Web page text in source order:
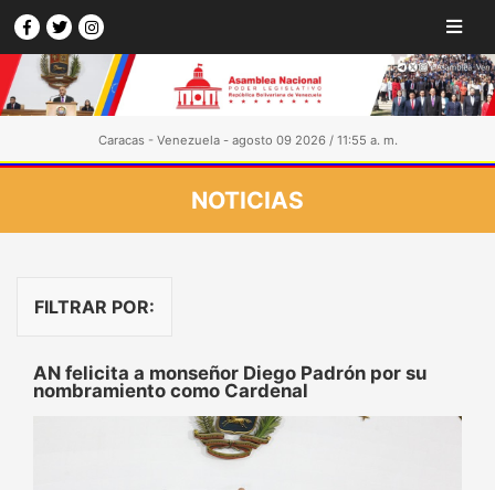
Caracas - Venezuela - agosto 09 2026 / 11:55 a. m.
NOTICIAS
FILTRAR POR:
AN felicita a monseñor Diego Padrón por su
nombramiento como Cardenal